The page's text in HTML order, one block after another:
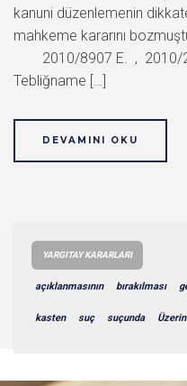
kanuni düzenlemenin
mahkeme kararını
2010/8907 E. , 2010/
Tebliğname […]
DEVAMINI OKU
YARGITAY KARARLARI
açıklanmasının bırakılması
kasten suç suçunda